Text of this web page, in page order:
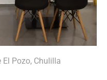
Pozo, Chulilla